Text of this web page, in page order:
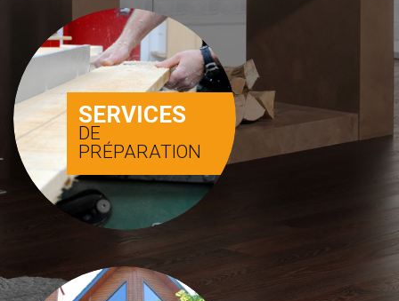
SERVICES
DE
PRÉPARATION